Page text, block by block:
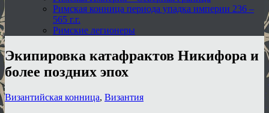
Римская конница периода упадка империи 236 –
565 г.г.
Римские легионеры
Экипировка катафрактов Никифора и
более поздних эпох
Византийская конница, Византия